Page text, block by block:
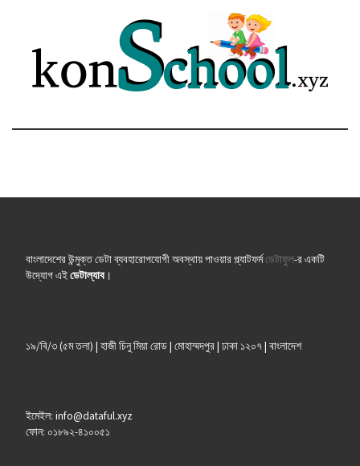
বাংলাদেশের উন্মুক্ত ডেটা ব্যবহারোপযোগী অবস্থায় পাওয়ার প্ল্যাটফর্মডেটাফুল-র একটি
উদ্যোগ এইডেটাল্যাব।
১৯/বি/৩ (৫ম তলা) | হাজী চিনু মিয়া রোড | মোহাম্মদপুর | ঢাকা ১২০৭ | বাংলাদেশ
ইমেইল: info@dataful.xyz
ফোন: ০১৮৯২-৪১০০৫১